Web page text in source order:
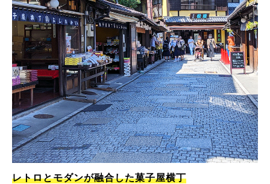
レトロとモダンが融合した菓子屋横丁